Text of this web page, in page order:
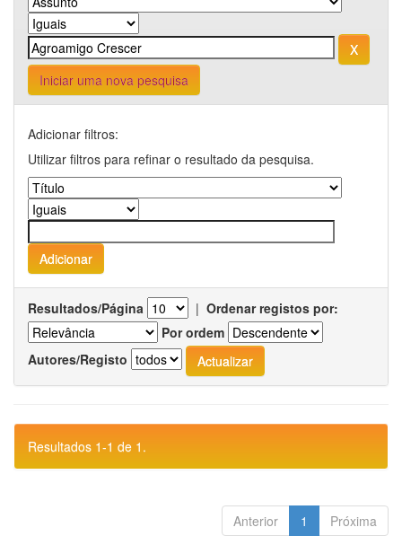
Iniciar uma nova pesquisa
Adicionar filtros:
Utilizar filtros para refinar o resultado da pesquisa.
Resultados/Página | Ordenar registos por:
Por ordem
Autores/Registo
Resultados 1-1 de 1.
Anterior 1 Próxima